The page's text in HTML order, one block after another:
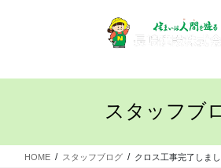
スタッフブ
HOME スタッフブログ クロス工事完了しまし